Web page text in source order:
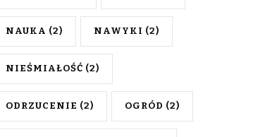
NAUKA (2) NAWYKI (2)
NIEŚMIAŁOŚĆ (2)
ODRZUCENIE (2) OGRÓD (2)